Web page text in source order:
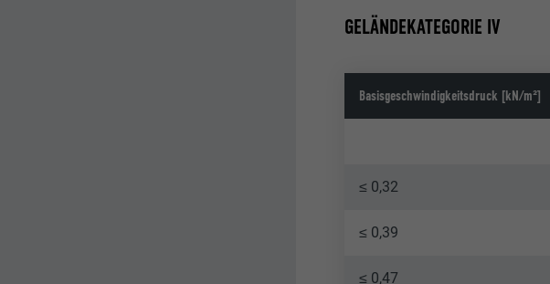
GELÄNDEKATEGORIE IV
Basisgeschwindigkeitsdruck [kN/m²]
≤ 0,32
≤ 0,39
≤ 0,47